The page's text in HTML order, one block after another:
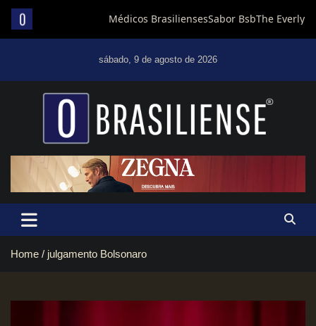
sábado, 9 de agosto de 2026
Um diário de notícias que trabalha por Brasília
Home julgamento Bolsonaro